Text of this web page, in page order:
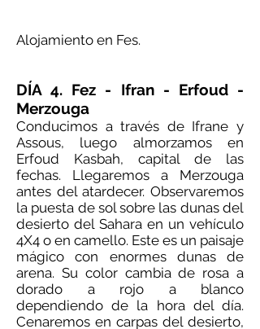
Alojamiento en Fes.
DÍA 4. Fez - Ifran - Erfoud -
Merzouga
Conducimos a través de Ifrane y
Assous, luego almorzamos en
Erfoud Kasbah, capital de las
fechas. Llegaremos a Merzouga
antes del atardecer. Observaremos
la puesta de sol sobre las dunas del
desierto del Sahara en un vehículo
4X4 o en camello. Este es un paisaje
mágico con enormes dunas de
arena. Su color cambia de rosa a
dorado a rojo a blanco
dependiendo de la hora del día.
Cenaremos en carpas del desierto,